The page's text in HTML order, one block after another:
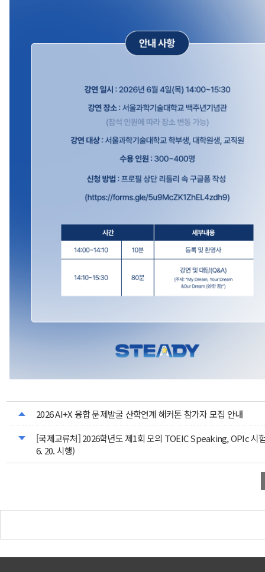
2026 AI+X 융합 문제발굴 산학연계 해커톤 참가자 모집 안내
[국제교류처] 2026학년도 제1회 모의 TOEIC Speaking, OPIc 시
6. 20. 시행)